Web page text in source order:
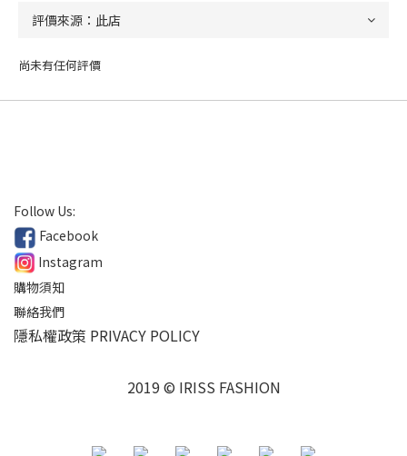
尚未有任何評價
Follow Us:
Facebook
Instagram
購物須知
聯絡我們
隱私權政策 PRIVACY POLICY
2019 © IRISS FASHION